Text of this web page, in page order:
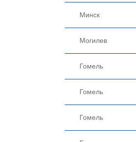
Минск
Могилев
Гомель
Гомель
Гомель